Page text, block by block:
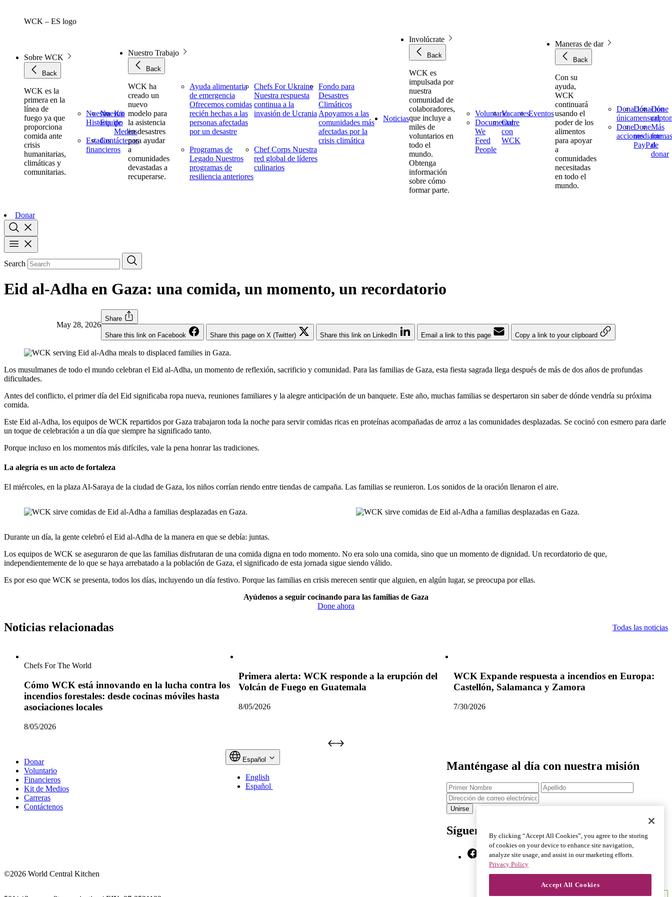
WCK – ES logo
Sobre WCK
Back
WCK es la
primera en la
línea de
fuego ya que
proporciona
comida ante
crisis
humanitarias,
climáticas y
comunitarias.
Nuestra
Historia
Nuestro
Equipo
Kit
de
Medios
Estados
financieros
Contáctenos
Nuestro Trabajo
Back
WCK ha
creado un
nuevo
modelo para
la asistencia
en desastres
para ayudar
a
comunidades
devastadas a
recuperarse.
Ayuda alimentaria
de emergencia
Ofrecemos comidas
recién hechas a las
personas afectadas
por un desastre
Chefs For Ukraine
Nuestra respuesta
continua a la
invasión de Ucrania
Fondo para
Desastres
Climáticos
Apoyamos a las
comunidades más
afectadas por la
crisis climática
Programas de
Legado Nuestros
programas de
resiliencia anteriores
Chef Corps Nuestra
red global de líderes
culinarios
Noticias
Involúcrate
Back
WCK es
impulsada por
nuestra
comunidad de
colaboradores,
que incluye a
miles de
voluntarios en
todo el
mundo.
Obtenga
información
sobre cómo
formar parte.
VoluntarioVacantesEventos
Documental
We
Feed
People
Corre
con
WCK
Maneras de dar
Back
Con su
ayuda,
WCK
continuará
usando el
poder de los
alimentos
para apoyar
a
comunidades
necesitadas
en todo el
mundo.
Donación
única
Donación
mensual
Done
Done
acciones
Done
mediante
PayPal
Más
formas
de
donar
Donar
Search
Eid al-Adha en Gaza: una comida, un momento, un recordatorio
May 28, 2026
Share
Share this link on Facebook Share this page on X (Twitter) Share this link on LinkedIn Email a link to this page Copy a link to your clipboard
Los musulmanes de todo el mundo celebran el Eid al-Adha, un momento de reflexión, sacrificio y comunidad. Para las familias de Gaza, esta fiesta sagrada llega después de más de dos años de profundas
dificultades.
Antes del conflicto, el primer día del Eid significaba ropa nueva, reuniones familiares y la alegre anticipación de un banquete. Este año, muchas familias se despertaron sin saber de dónde vendría su próxima
comida.
Este Eid al-Adha, los equipos de WCK repartidos por Gaza trabajaron toda la noche para servir comidas ricas en proteínas acompañadas de arroz a las comunidades desplazadas. Se cocinó con esmero para darle
un toque de celebración a un día que siempre ha significado tanto.
Porque incluso en los momentos más difíciles, vale la pena honrar las tradiciones.
La alegría es un acto de fortaleza
El miércoles, en la plaza Al-Saraya de la ciudad de Gaza, los niños corrían riendo entre tiendas de campaña. Las familias se reunieron. Los sonidos de la oración llenaron el aire.
Durante un día, la gente celebró el Eid al-Adha de la manera en que se debía: juntas.
Los equipos de WCK se aseguraron de que las familias disfrutaran de una comida digna en todo momento. No era solo una comida, sino que un momento de dignidad. Un recordatorio de que,
independientemente de lo que se haya arrebatado a la población de Gaza, el significado de esta jornada sigue siendo válido.
Es por eso que WCK se presenta, todos los días, incluyendo un día festivo. Porque las familias en crisis merecen sentir que alguien, en algún lugar, se preocupa por ellas.
Ayúdenos a seguir cocinando para las familias de Gaza
Done ahora
Noticias relacionadas Todas las noticias
Chefs For The World
Cómo WCK está innovando en la lucha contra los
incendios forestales: desde cocinas móviles hasta
asociaciones locales
8/05/2026
Primera alerta: WCK responde a la erupción del
Volcán de Fuego en Guatemala
8/05/2026
WCK Expande respuesta a incendios en Europa:
Castellón, Salamanca y Zamora
7/30/2026
Donar
Voluntario
Financieros
Kit de Medios
Carreras
Contáctenos
Español
English
Español
Manténgase al día con nuestra misión
Primer
Nombre
Apellido
Dirección
de
correo
Síguenos
FacebookInstagram
YouTubeTikTokBluesky
LinkedIn
©2026 World Central Kitchen
By clicking “Accept All Cookies”, you agree to the storing
of cookies on your device to enhance site navigation,
analyze site usage, and assist in our marketing efforts.
Privacy Policy
Accept All Cookies